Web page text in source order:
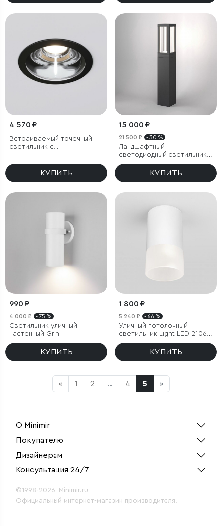
4 570 ₽
Встраиваемый точечный
светильник с
КУПИТЬ
15 000 ₽
21 500 ₽ - 30 %
Ландшафтный
светодиодный светильник
Frame LED IP54
КУПИТЬ
990 ₽
4 000 ₽ - 75 %
Светильник уличный
настенный Grin
КУПИТЬ
1 800 ₽
5 240 ₽ - 66 %
Уличный потолочный
светильник Light LED 2106
IP54
КУПИТЬ
« 1 2 ... 4 5 »
О Minimir
Покупателю
Дизайнерам
Консультация 24/7
©1998-2026, Minimir.ru
Официальный интернет-магазин производителя.